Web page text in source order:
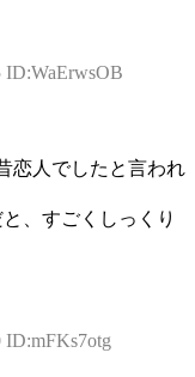
ID:WaErwsOB
恋人でしたと言われ
、すごくしっくり
ID:mFKs7otg